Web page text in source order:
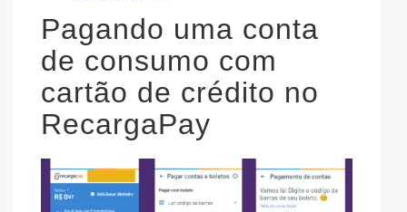
Pagando uma conta
de consumo com
cartão de crédito no
RecargaPay